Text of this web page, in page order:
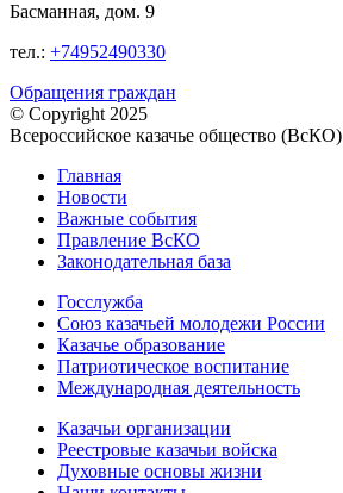
Басманная, дом. 9
тел.: +74952490330
Обращения граждан
© Copyright 2025
Всероссийское казачье общество (ВсКО)
Главная
Новости
Важные события
Правление ВсКО
Законодательная база
Госслужба
Союз казачьей молодежи России
Казачье образование
Патриотическое воспитание
Международная деятельность
Казачьи организации
Реестровые казачьи войска
Духовные основы жизни